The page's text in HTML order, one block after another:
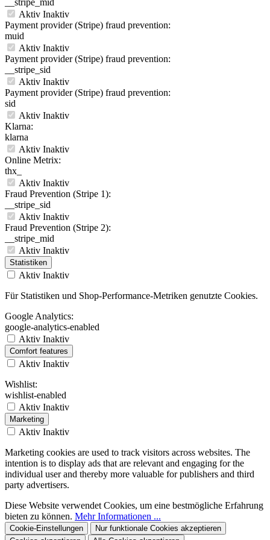
__stripe_mid
Aktiv Inaktiv
Payment provider (Stripe) fraud prevention:
muid
Aktiv Inaktiv
Payment provider (Stripe) fraud prevention:
__stripe_sid
Aktiv Inaktiv
Payment provider (Stripe) fraud prevention:
sid
Aktiv Inaktiv
Klarna:
klarna
Aktiv Inaktiv
Online Metrix:
thx_
Aktiv Inaktiv
Fraud Prevention (Stripe 1):
__stripe_sid
Aktiv Inaktiv
Fraud Prevention (Stripe 2):
__stripe_mid
Aktiv Inaktiv
Statistiken
Aktiv Inaktiv
Für Statistiken und Shop-Performance-Metriken genutzte Cookies.
Google Analytics:
google-analytics-enabled
Aktiv Inaktiv
Comfort features
Aktiv Inaktiv
Wishlist:
wishlist-enabled
Aktiv Inaktiv
Marketing
Aktiv Inaktiv
Marketing cookies are used to track visitors across websites. The
intention is to display ads that are relevant and engaging for the
individual user and thereby more valuable for publishers and third
party advertisers.
Diese Website verwendet Cookies, um eine bestmögliche Erfahrung
bieten zu können. Mehr Informationen ...
Cookie-Einstellungen
Nur funktionale Cookies akzeptieren